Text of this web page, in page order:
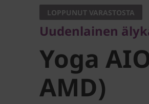
Yoga AIO
AMD)
LOPPUNUT VARASTOSTA
Uudenlainen
Yoga
AMD)